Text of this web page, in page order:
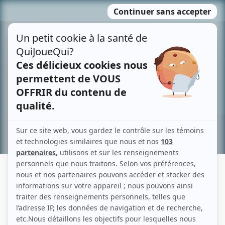
MENU
contenu
Recherche avancée »
FERNANDE CHOUINARD
Liens
Fiche de Fernande Chouinard sur Showbizz.net